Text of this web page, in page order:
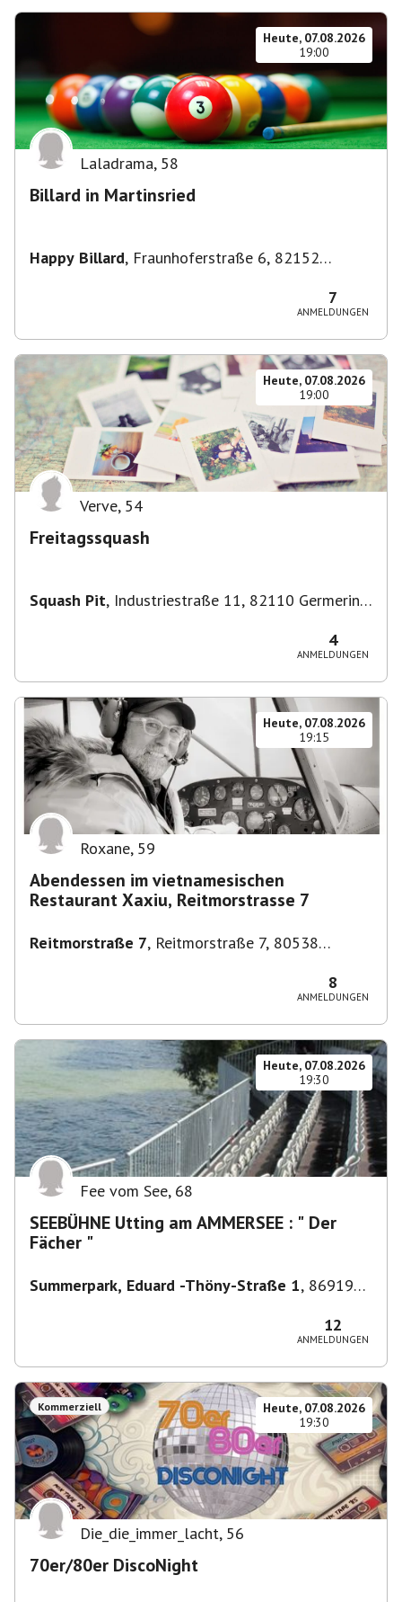
Heute, 07.08.2026
19:00
Laladrama, 58
Billard in Martinsried
Happy Billard, Fraunhoferstraße 6, 82152
7
ANMELDUNGEN
Heute, 07.08.2026
19:00
Verve, 54
Freitagssquash
Squash Pit, Industriestraße 11, 82110 Germering,
4
ANMELDUNGEN
Heute, 07.08.2026
19:15
Roxane, 59
Abendessen im vietnamesischen
Restaurant Xaxiu, Reitmorstrasse 7
Reitmorstraße 7, Reitmorstraße 7, 80538
8
ANMELDUNGEN
Heute, 07.08.2026
19:30
Fee vom See, 68
SEEBÜHNE Utting am AMMERSEE : " Der
Fächer "
Summerpark, Eduard -Thöny-Straße 1, 86919
12
ANMELDUNGEN
Kommerziell
Heute, 07.08.2026
19:30
Die_die_immer_lacht, 56
70er/80er DiscoNight